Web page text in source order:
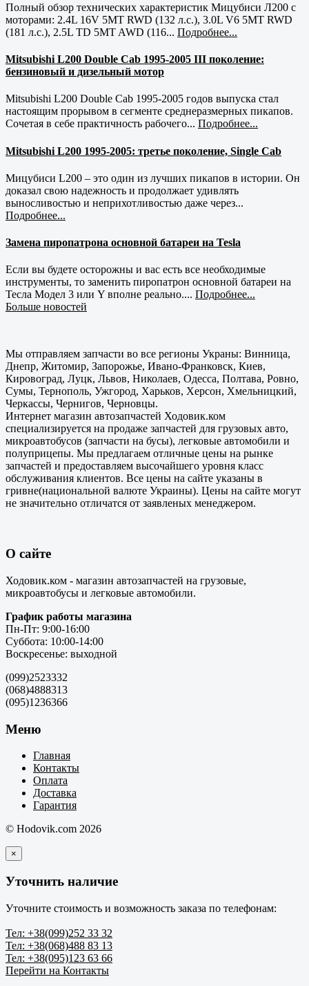
Полный обзор технических характеристик Мицубиси Л200 с
моторами: 2.4L 16V 5MT RWD (132 л.с.), 3.0L V6 5MT RWD
(181 л.с.), 2.5L TD 5MT AWD (116... Подробнее...
Mitsubishi L200 Double Cab 1995-2005 III поколение:
бензиновый и дизельный мотор
Mitsubishi L200 Double Cab 1995-2005 годов выпуска стал
настоящим прорывом в сегменте среднеразмерных пикапов.
Сочетая в себе практичность рабочего... Подробнее...
Mitsubishi L200 1995-2005: третье поколение, Single Cab
Мицубиси L200 – это один из лучших пикапов в истории. Он
доказал свою надежность и продолжает удивлять
выносливостью и неприхотливостью даже через...
Подробнее...
Замена пиропатрона основной батареи на Tesla
Если вы будете осторожны и вас есть все необходимые
инструменты, то заменить пиропатрон основной батареи на
Тесла Модел 3 или Y вполне реально.... Подробнее...
Больше новостей
Мы отправляем запчасти во все регионы Украны: Винница,
Днепр, Житомир, Запорожье, Ивано-Франковск, Киев,
Кировоград, Луцк, Львов, Николаев, Одесса, Полтава, Ровно,
Сумы, Тернополь, Ужгород, Харьков, Херсон, Хмельницкий,
Черкассы, Чернигов, Черновцы.
Интернет магазин автозапчастей Ходовик.ком
специализируется на продаже запчастей для грузовых авто,
микроавтобусов (запчасти на бусы), легковые автомобили и
полуприцепы. Мы предлагаем отличные цены на рынке
запчастей и предоставляем высочайшего уровня класс
обслуживания клиентов. Все цены на сайте указаны в
гривне(национальной валюте Украины). Цены на сайте могут
не значительно отличатся от заявленых менеджером.
О сайте
Ходовик.ком - магазин автозапчастей на грузовые,
микроавтобусы и легковые автомобили.
График работы магазина
Пн-Пт: 9:00-16:00
Суббота: 10:00-14:00
Воскресенье: выходной
(099)2523332
(068)4888313
(095)1236366
Меню
Главная
Контакты
Оплата
Доставка
Гарантия
© Hodovik.com 2026
×
Уточнить наличие
Уточните стоимость и возможность заказа по телефонам:
Тел: +38(099)252 33 32
Тел: +38(068)488 83 13
Тел: +38(095)123 63 66
Перейти на Контакты